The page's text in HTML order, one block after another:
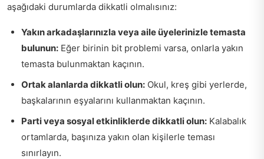
aşağıdaki durumlarda dikkatli olmalısınız:
Yakın arkadaşlarınızla veya aile üyelerinizle temasta
bulunun: Eğer birinin bit problemi varsa, onlarla yakın
temasta bulunmaktan kaçının.
Ortak alanlarda dikkatli olun: Okul, kreş gibi yerlerde,
başkalarının eşyalarını kullanmaktan kaçının.
Parti veya sosyal etkinliklerde dikkatli olun: Kalabalık
ortamlarda, başınıza yakın olan kişilerle teması
sınırlayın.